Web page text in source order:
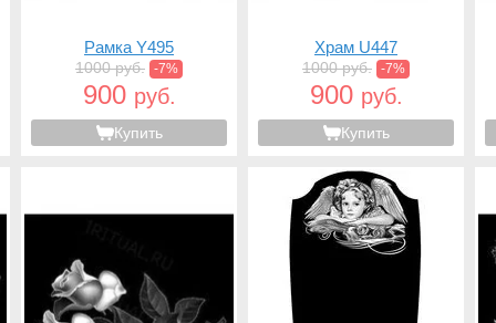
Рамка Y495
1000 руб. -7%
900 руб.
Купить
Храм U447
1000 руб. -7%
900 руб.
Купить